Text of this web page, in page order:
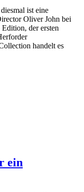
ist eine
Oliver John bei
der ersten
handelt es
ein